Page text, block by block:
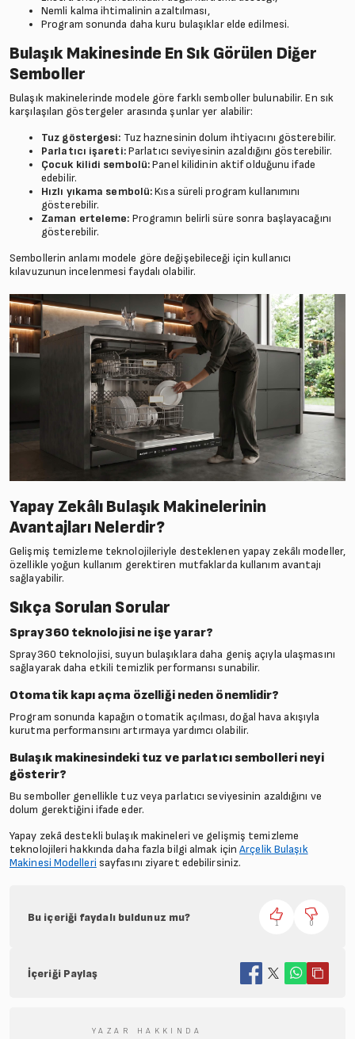
Nemli kalma ihtimalinin azaltılması,
Program sonunda daha kuru bulaşıklar elde edilmesi.
Bulaşık Makinesinde En Sık Görülen Diğer
Semboller
Bulaşık makinelerinde modele göre farklı semboller bulunabilir. En sık
karşılaşılan göstergeler arasında şunlar yer alabilir:
Tuz göstergesi: Tuz haznesinin dolum ihtiyacını gösterebilir.
Parlatıcı işareti:Parlatıcı seviyesinin azaldığını gösterebilir.
Çocuk kilidi sembolü:Panel kilidinin aktif olduğunu ifade
edebilir.
Hızlı yıkama sembolü:Kısa süreli program kullanımını
gösterebilir.
Zaman erteleme: Programın belirli süre sonra başlayacağını
gösterebilir.
Sembollerin anlamı modele göre değişebileceği için kullanıcı
kılavuzunun incelenmesi faydalı olabilir.
Yapay Zekâlı Bulaşık Makinelerinin
Avantajları Nelerdir?
Gelişmiş temizleme teknolojileriyle desteklenen yapay zekâlı modeller,
özellikle yoğun kullanım gerektiren mutfaklarda kullanım avantajı
sağlayabilir.
Sıkça Sorulan Sorular
Spray360 teknolojisi ne işe yarar?
Spray360 teknolojisi, suyun bulaşıklara daha geniş açıyla ulaşmasını
sağlayarak daha etkili temizlik performansı sunabilir.
Otomatik kapı açma özelliği neden önemlidir?
Program sonunda kapağın otomatik açılması, doğal hava akışıyla
kurutma performansını artırmaya yardımcı olabilir.
Bulaşık makinesindeki tuz ve parlatıcı sembolleri neyi
gösterir?
Bu semboller genellikle tuz veya parlatıcı seviyesinin azaldığını ve
dolum gerektiğini ifade eder.
Yapay zekâ destekli bulaşık makineleri ve gelişmiş temizleme
teknolojileri hakkında daha fazla bilgi almak içinArçelik Bulaşık
Makinesi Modelleri sayfasını ziyaret edebilirsiniz.
Bu içeriği faydalı buldunuz mu? 1 0
İçeriği Paylaş
YAZAR HAKKINDA